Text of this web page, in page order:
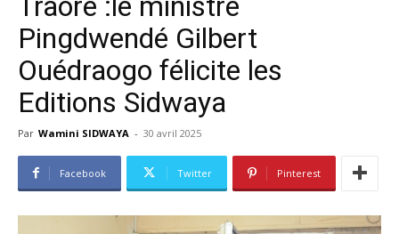
Pingdwendé Gilbert
Ouédraogo félicite les
Editions Sidwaya
Par Wamini SIDWAYA - 30 avril 2025
Facebook Twitter Pinterest